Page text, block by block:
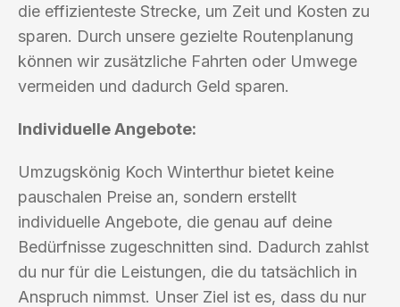
die effizienteste Strecke, um Zeit und Kosten zu
sparen. Durch unsere gezielte Routenplanung
können wir zusätzliche Fahrten oder Umwege
vermeiden und dadurch Geld sparen.
Individuelle Angebote:
Umzugskönig Koch Winterthur bietet keine
pauschalen Preise an, sondern erstellt
individuelle Angebote, die genau auf deine
Bedürfnisse zugeschnitten sind. Dadurch zahlst
du nur für die Leistungen, die du tatsächlich in
Anspruch nimmst. Unser Ziel ist es, dass du nur